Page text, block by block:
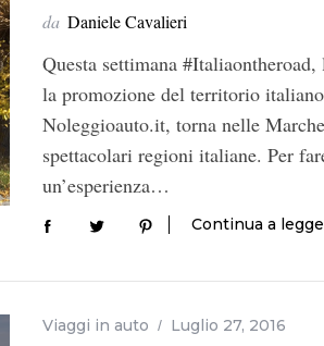
da Daniele Cavalieri
Questa settimana
la promozione del territorio
Noleggioauto.it, torna nelle
spettacolari regioni italiane. Per
un’esperienza…
Continua a
Viaggi in auto Luglio 27, 2016